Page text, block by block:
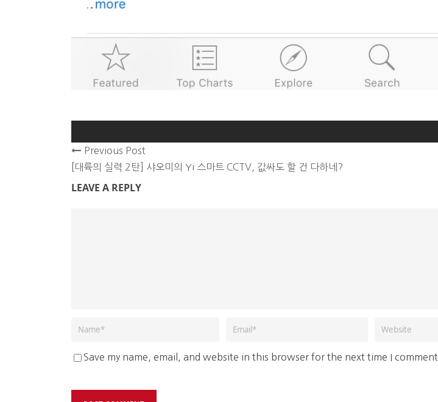
Previous Post
[대륙의 실력 2탄] 샤오미의 Yi 스마트 CCTV, 값싸도 할 건 다하네?
LEAVE A REPLY
Save my name, email, and website in this browser for the next time I comment.